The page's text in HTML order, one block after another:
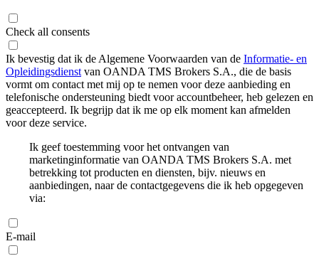
Check all consents
Ik bevestig dat ik de Algemene Voorwaarden van de Informatie- en
Opleidingsdienst van OANDA TMS Brokers S.A., die de basis
vormt om contact met mij op te nemen voor deze aanbieding en
telefonische ondersteuning biedt voor accountbeheer, heb gelezen en
geaccepteerd. Ik begrijp dat ik me op elk moment kan afmelden
voor deze service.
Ik geef toestemming voor het ontvangen van
marketinginformatie van OANDA TMS Brokers S.A. met
betrekking tot producten en diensten, bijv. nieuws en
aanbiedingen, naar de contactgegevens die ik heb opgegeven
via:
E-mail